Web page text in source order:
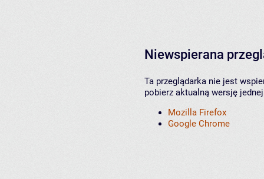
Niewspierana
Ta przeglądarka nie jest
pobierz aktualną wersję
Mozilla Firefox
Google Chrome